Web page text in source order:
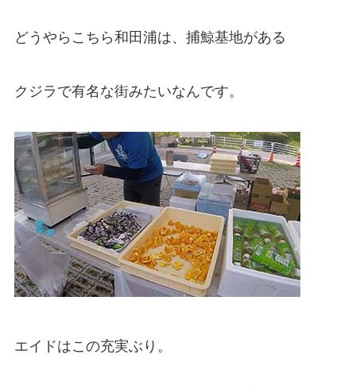
どうやらこちら和田浦は、捕鯨基地がある
クジラで有名な街みたいなんです。
エイドはこの充実ぶり。